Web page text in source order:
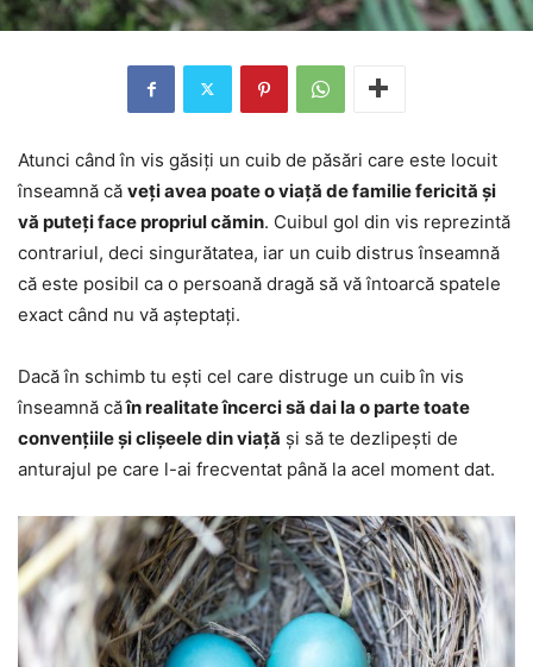
Atunci când în vis găsiți un cuib de păsări care este locuit
înseamnă că veți avea poate o viață de familie fericită și
vă puteți face propriul cămin. Cuibul gol din vis reprezintă
contrariul, deci singurătatea, iar un cuib distrus înseamnă
că este posibil ca o persoană dragă să vă întoarcă spatele
exact când nu vă așteptați.
Dacă în schimb tu ești cel care distruge un cuib în vis
înseamnă căîn realitate încerci să dai la o parte toate
convențiile și clișeele din viață și să te dezlipești de
anturajul pe care l-ai frecventat până la acel moment dat.